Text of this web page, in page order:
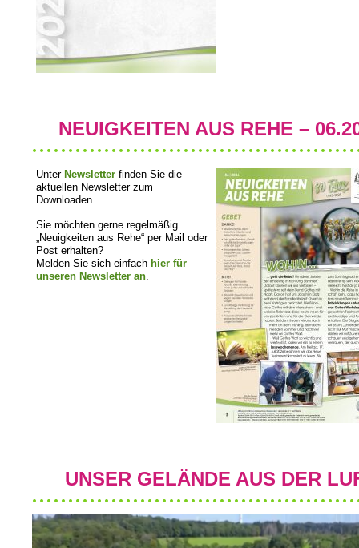
NEUIGKEITEN AUS REHE –
Unter Newsletter finden Sie die
aktuellen Newsletter zum
Downloaden.
Sie möchten gerne regelmäßig
„Neuigkeiten aus Rehe“ per Mail oder
Post erhalten?
Melden Sie sich einfach hier für
unseren Newsletter an.
UNSER GELÄNDE AUS DER